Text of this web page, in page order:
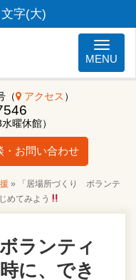
文字(大)
ナビゲ
MENU
（ アクセス ）
曜休館）
・お問い合わせ
»
「居場所づくり ボランテ
めてみよう
ランティ
に、でき